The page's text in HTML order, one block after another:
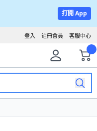
打開 App
客服中心
註冊會員
登入